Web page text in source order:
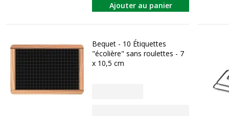
Ajouter au panier
Bequet - 10 Étiquettes
"écolière" sans roulettes - 7
x 10,5 cm